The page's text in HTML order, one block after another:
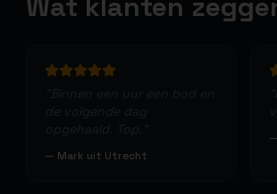
— Mark uit Utrecht
—